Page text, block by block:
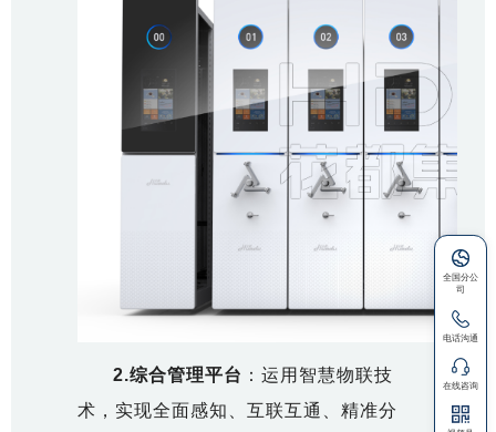
2.综合管理平台 ：运用智慧物联技
术，实现全面感知、互联互通、精准分